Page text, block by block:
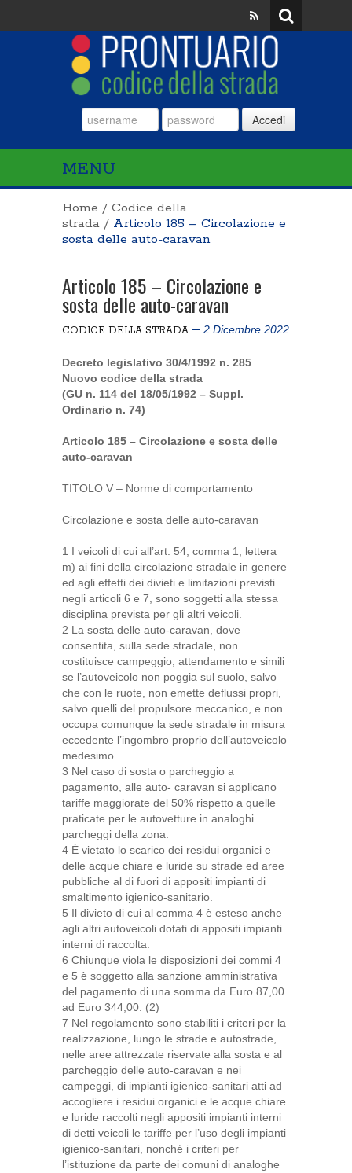
Accedi
MENU
Home / Codice della
strada / Articolo 185 – Circolazione e
sosta delle auto-caravan
Articolo 185 – Circolazione e
sosta delle auto-caravan
CODICE DELLA STRADA 2 Dicembre 2022
Decreto legislativo 30/4/1992 n. 285
Nuovo codice della strada
(GU n. 114 del 18/05/1992 – Suppl.
Ordinario n. 74)
Articolo 185 – Circolazione e sosta delle
auto-caravan
TITOLO V – Norme di comportamento
Circolazione e sosta delle auto-caravan
1 I veicoli di cui all’art. 54, comma 1, lettera
m) ai fini della circolazione stradale in genere
ed agli effetti dei divieti e limitazioni previsti
negli articoli 6 e 7, sono soggetti alla stessa
disciplina prevista per gli altri veicoli.
2 La sosta delle auto-caravan, dove
consentita, sulla sede stradale, non
costituisce campeggio, attendamento e simili
se l’autoveicolo non poggia sul suolo, salvo
che con le ruote, non emette deflussi propri,
salvo quelli del propulsore meccanico, e non
occupa comunque la sede stradale in misura
eccedente l’ingombro proprio dell’autoveicolo
medesimo.
3 Nel caso di sosta o parcheggio a
pagamento, alle auto- caravan si applicano
tariffe maggiorate del 50% rispetto a quelle
praticate per le autovetture in analoghi
parcheggi della zona.
4 É vietato lo scarico dei residui organici e
delle acque chiare e luride su strade ed aree
pubbliche al di fuori di appositi impianti di
smaltimento igienico-sanitario.
5 Il divieto di cui al comma 4 è esteso anche
agli altri autoveicoli dotati di appositi impianti
interni di raccolta.
6 Chiunque viola le disposizioni dei commi 4
e 5 è soggetto alla sanzione amministrativa
del pagamento di una somma da Euro 87,00
ad Euro 344,00. (2)
7 Nel regolamento sono stabiliti i criteri per la
realizzazione, lungo le strade e autostrade,
nelle aree attrezzate riservate alla sosta e al
parcheggio delle auto-caravan e nei
campeggi, di impianti igienico-sanitari atti ad
accogliere i residui organici e le acque chiare
e luride raccolti negli appositi impianti interni
di detti veicoli le tariffe per l’uso degli impianti
igienico-sanitari, nonché i criteri per
l’istituzione da parte dei comuni di analoghe